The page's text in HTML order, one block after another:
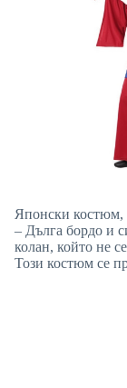
Японски
– Дълга бордо и
колан, който не
Този костюм се